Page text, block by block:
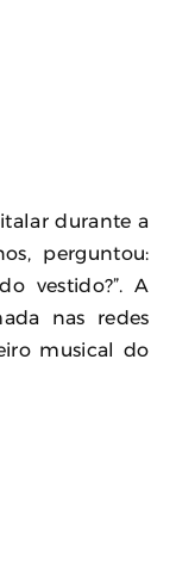
durante a
perguntou:
vestido?”. A
nas redes
musical do